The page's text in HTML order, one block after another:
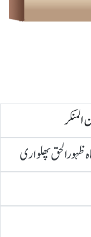
المنکر
ظہورالحق پھلواری